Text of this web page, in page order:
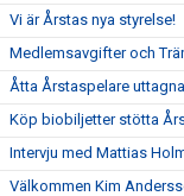
Vi är Årstas nya styrelse!
Medlemsavgifter och
Åtta Årstaspelare
Köp biobiljetter stötta
Intervju med Mattias
Välkommen Kim